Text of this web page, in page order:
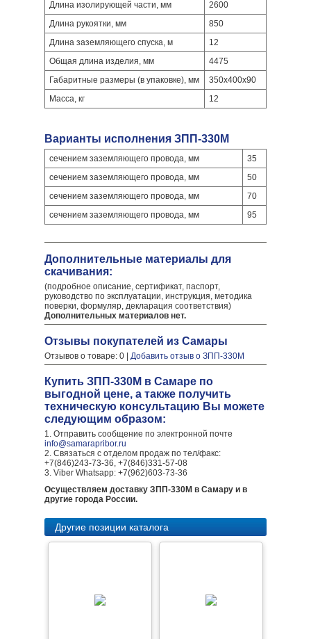
Длина изолирующей части, мм
2600
Длина рукоятки, мм
850
Длина заземляющего спуска, м
12
Общая длина изделия, мм
4475
Габаритные размеры (в упаковке), мм
350x400x90
Масса, кг
12
Варианты исполнения ЗПП-330М
сечением заземляющего провода, мм
35
сечением заземляющего провода, мм
50
сечением заземляющего провода, мм
70
сечением заземляющего провода, мм
95
Дополнительные материалы для
скачивания:
(подробное описание, сертификат, паспорт,
руководство по эксплуатации, инструкция, методика
поверки, формуляр, декларация соответствия)
Дополнительных материалов нет.
Отзывы покупателей из Самары
Отзывов о товаре: 0 | Добавить отзыв о ЗПП-330М
Купить ЗПП-330М в Самаре по
выгодной цене, а также получить
техническую консультацию Вы можете
следующим образом:
1. Отправить сообщение по электронной почте
info@samarapribor.ru
2. Связаться с отделом продаж по тел/факс:
+7(846)243-73-36, +7(846)331-57-08
3. Viber Whatsapp: +7(962)603-73-36
Осуществляем доставку ЗПП-330М в Самару и в
другие города России.
Другие позиции каталога